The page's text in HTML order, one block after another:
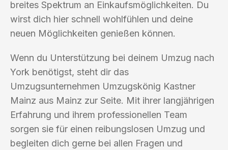
breites Spektrum an Einkaufsmöglichkeiten. Du
wirst dich hier schnell wohlfühlen und deine
neuen Möglichkeiten genießen können.
Wenn du Unterstützung bei deinem Umzug nach
York benötigst, steht dir das
Umzugsunternehmen Umzugskönig Kastner
Mainz aus Mainz zur Seite. Mit ihrer langjährigen
Erfahrung und ihrem professionellen Team
sorgen sie für einen reibungslosen Umzug und
begleiten dich gerne bei allen Fragen und